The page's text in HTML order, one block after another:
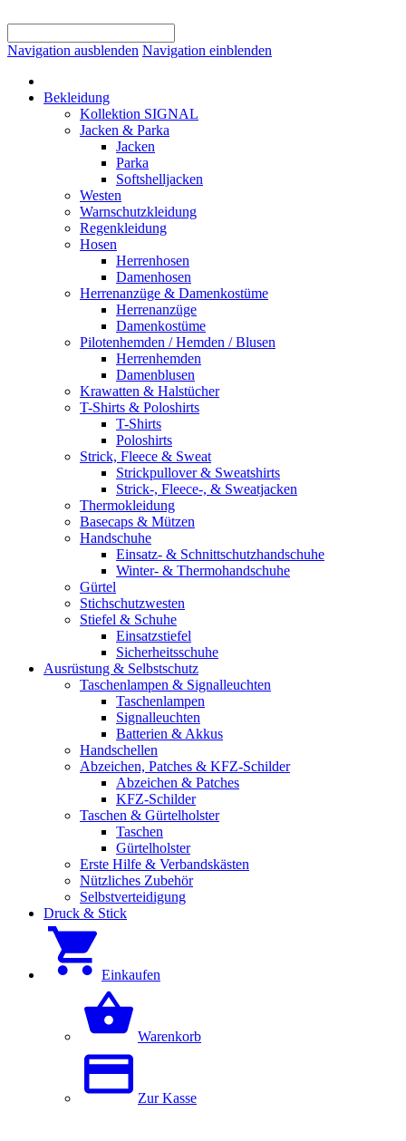
Navigation ausblenden Navigation einblenden
Bekleidung
Kollektion SIGNAL
Jacken & Parka
Jacken
Parka
Softshelljacken
Westen
Warnschutzkleidung
Regenkleidung
Hosen
Herrenhosen
Damenhosen
Herrenanzüge & Damenkostüme
Herrenanzüge
Damenkostüme
Pilotenhemden / Hemden / Blusen
Herrenhemden
Damenblusen
Krawatten & Halstücher
T-Shirts & Poloshirts
T-Shirts
Poloshirts
Strick, Fleece & Sweat
Strickpullover & Sweatshirts
Strick-, Fleece-, & Sweatjacken
Thermokleidung
Basecaps & Mützen
Handschuhe
Einsatz- & Schnittschutzhandschuhe
Winter- & Thermohandschuhe
Gürtel
Stichschutzwesten
Stiefel & Schuhe
Einsatzstiefel
Sicherheitsschuhe
Ausrüstung & Selbstschutz
Taschenlampen & Signalleuchten
Taschenlampen
Signalleuchten
Batterien & Akkus
Handschellen
Abzeichen, Patches & KFZ-Schilder
Abzeichen & Patches
KFZ-Schilder
Taschen & Gürtelholster
Taschen
Gürtelholster
Erste Hilfe & Verbandskästen
Nützliches Zubehör
Selbstverteidigung
Druck & Stick
Einkaufen
Warenkorb
Zur Kasse